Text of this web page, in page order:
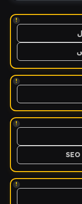
!
!
!
!